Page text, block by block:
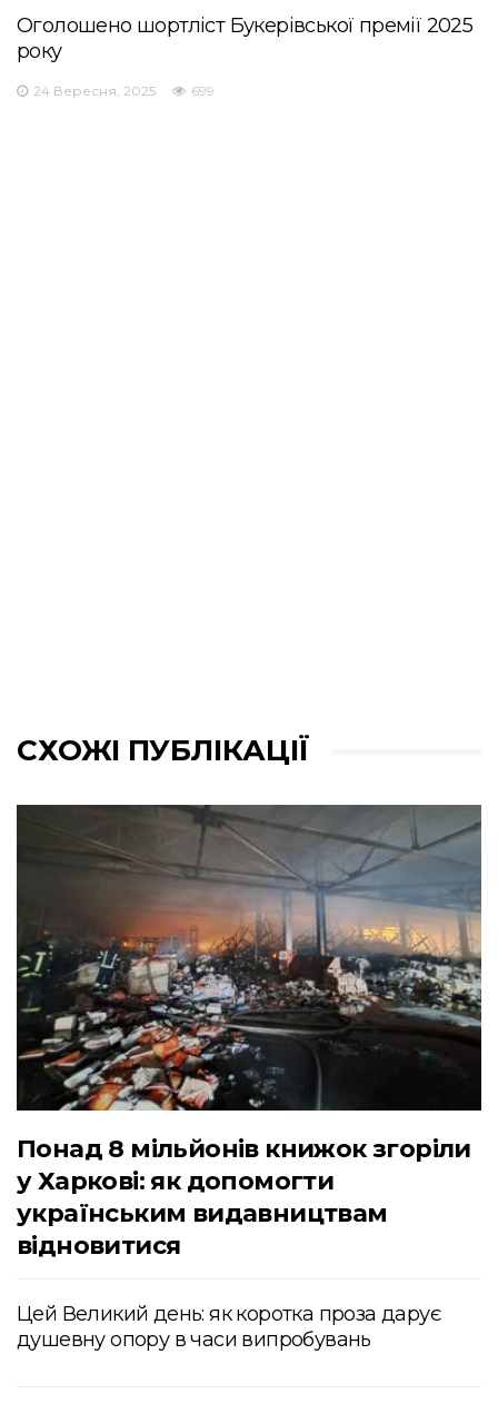
Оголошено шортліст Букерівської премії 2025
року
24 Вересня, 2025 699
СХОЖІ ПУБЛІКАЦІЇ
Понад 8 мільйонів книжок згоріли
у Харкові: як допомогти
українським видавництвам
відновитися
Цей Великий день: як коротка проза дарує
душевну опору в часи випробувань